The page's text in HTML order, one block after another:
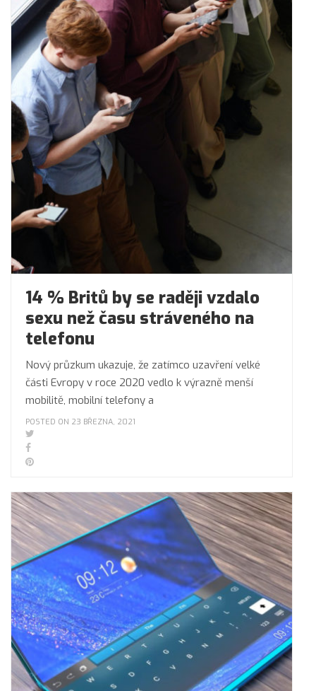
14 % Britů by se raději vzdalo
sexu než času stráveného na
telefonu
Nový průzkum ukazuje, že zatímco uzavření velké
části Evropy v roce 2020 vedlo k výrazně menší
mobilitě, mobilní telefony a
POSTED ON 23 BŘEZNA, 2021